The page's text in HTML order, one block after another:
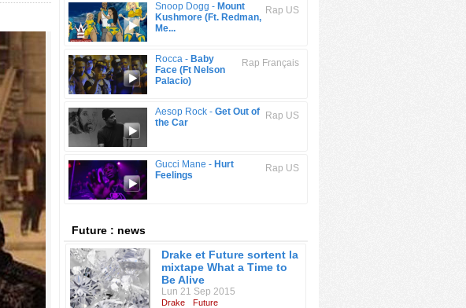
Rap US
Snoop Dogg - Mount
Kushmore (Ft. Redman,
Me...
Rap Français
Rocca - Baby
Face (Ft Nelson
Palacio)
Rap US
Aesop Rock - Get Out of
the Car
Rap US
Gucci Mane - Hurt
Feelings
Future : news
Drake et Future sortent la
mixtape What a Time to
Be Alive
Lun 21 Sep 2015
Drake Future